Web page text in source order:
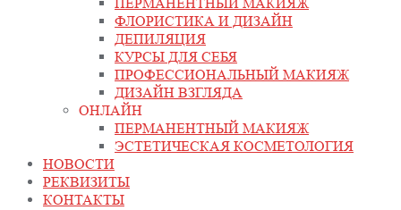
ФЛОРИСТИКА И ДИЗАЙН
ДЕПИЛЯЦИЯ
КУРСЫ ДЛЯ СЕБЯ
ПРОФЕССИОНАЛЬНЫЙ МАКИЯЖ
ДИЗАЙН ВЗГЛЯДА
ОНЛАЙН
ПЕРМАНЕНТНЫЙ МАКИЯЖ
ЭСТЕТИЧЕСКАЯ КОСМЕТОЛОГИЯ
НОВОСТИ
РЕКВИЗИТЫ
КОНТАКТЫ